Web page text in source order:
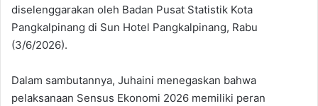
diselenggarakan oleh Badan Pusat Statistik Kota
Pangkalpinang di Sun Hotel Pangkalpinang, Rabu
(3/6/2026).
Dalam sambutannya, Juhaini menegaskan bahwa
pelaksanaan Sensus Ekonomi 2026 memiliki peran